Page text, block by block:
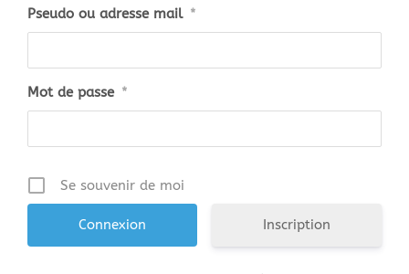
Pseudo ou adresse mail *
Mot de passe *
Se souvenir de moi
Inscription